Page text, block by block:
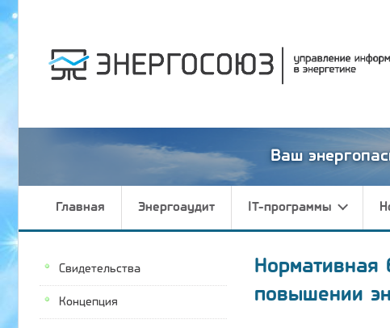
Ваш
Главная Энергоаудит IT-программы
Свидетельства
Концепция
повышении